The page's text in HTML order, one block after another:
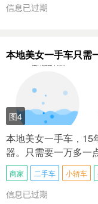
信息已过期
本地美女一手车只需
图4
本地美女一手车，15
器。只需要一万多一
商家 二手车 小轿车
信息已过期